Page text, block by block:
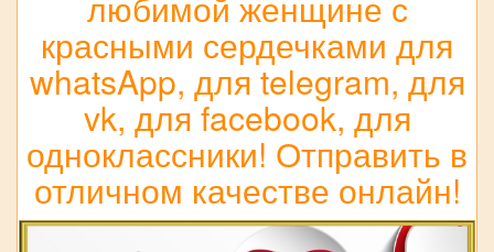
красными сердечками для
whatsApp, для telegram, для
vk, для facebook, для
одноклассники! Отправить в
отличном качестве онлайн!